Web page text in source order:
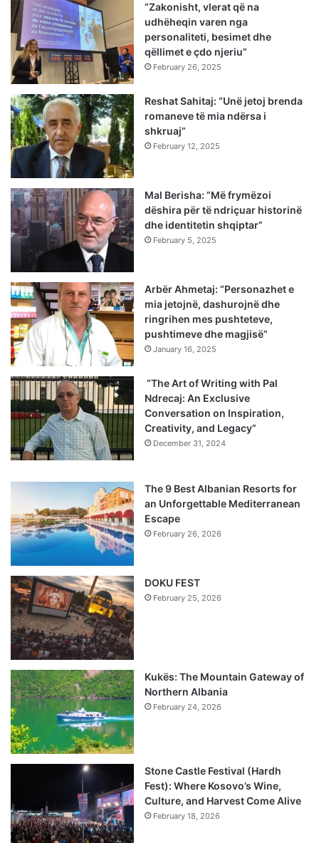
“Zakonisht, vlerat që na
udhëheqin varen nga
personaliteti, besimet dhe
qëllimet e çdo njeriu”
February 26, 2025
Reshat Sahitaj: “Unë jetoj brenda
romaneve të mia ndërsa i
shkruaj”
February 12, 2025
Mal Berisha: “Më frymëzoi
dëshira për të ndriçuar historinë
dhe identitetin shqiptar”
February 5, 2025
Arbër Ahmetaj: “Personazhet e
mia jetojnë, dashurojnë dhe
ringrihen mes pushteteve,
pushtimeve dhe magjisë”
January 16, 2025
“The Art of Writing with Pal
Ndrecaj: An Exclusive
Conversation on Inspiration,
Creativity, and Legacy”
December 31, 2024
The 9 Best Albanian Resorts for
an Unforgettable Mediterranean
Escape
February 26, 2026
DOKU FEST
February 25, 2026
Kukës: The Mountain Gateway of
Northern Albania
February 24, 2026
Stone Castle Festival (Hardh
Fest): Where Kosovo’s Wine,
Culture, and Harvest Come Alive
February 18, 2026